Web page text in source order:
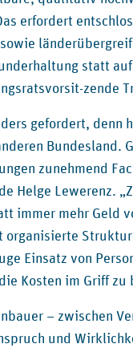
erfordert
statt
zende
gefordert,
Bundesland.
zunehmend
Helge Lewerenz.
immer mehr Geld
organisierte
Einsatz von
Kosten im Griff zu
– zwischen
und